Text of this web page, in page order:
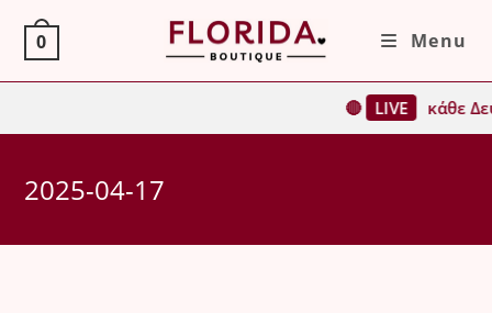
content
0 Menu
🔴 LIVE κάθε
2025-04-17